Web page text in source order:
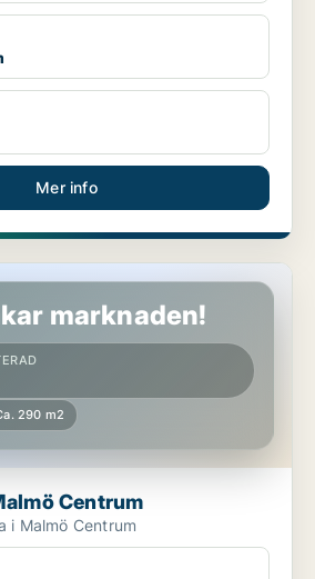
Mer info
marknaden!
290 m2
Centrum
i Malmö Centrum